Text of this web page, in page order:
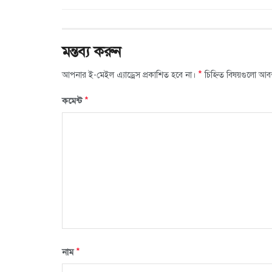
মন্তব্য করুন
আপনার ই-মেইল এ্যাড্রেস প্রকাশিত হবে না। * চিহ্নিত বিষয়গুলো
কমেন্ট*
নাম*